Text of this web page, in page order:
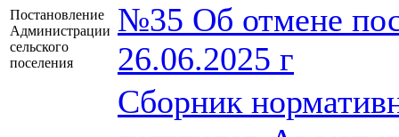
Постановление
Администрации
сельского
поселения
№35 Об отмене
26.06.2025 г
Сборник